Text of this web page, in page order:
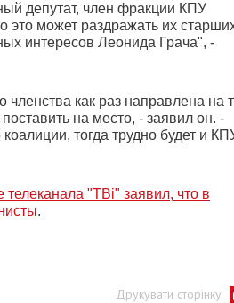
депутат, член фракции КПУ
это может раздражать их
интересов Леонида Грача", -
как раз направлена на
на место, - заявил он. -
тогда трудно будет и
"ТВі" заявил, что в
.
Друкувати сторінку